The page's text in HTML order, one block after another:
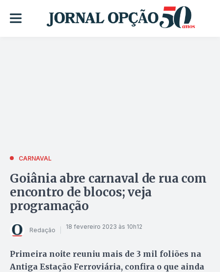
CARNAVAL
Goiânia abre carnaval de rua com
encontro de blocos; veja
programação
Redação 18 fevereiro 2023 às 10h12
Primeira noite reuniu mais de 3 mil foliões na
Antiga Estação Ferroviária, confira o que ainda